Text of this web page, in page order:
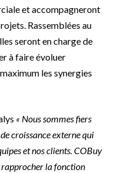
et accompagneront
Rassemblées au
seront en charge de
à faire évoluer
les synergies
« Nous sommes fiers
croissance externe qui
et nos clients. COBuy
rapprocher la fonction